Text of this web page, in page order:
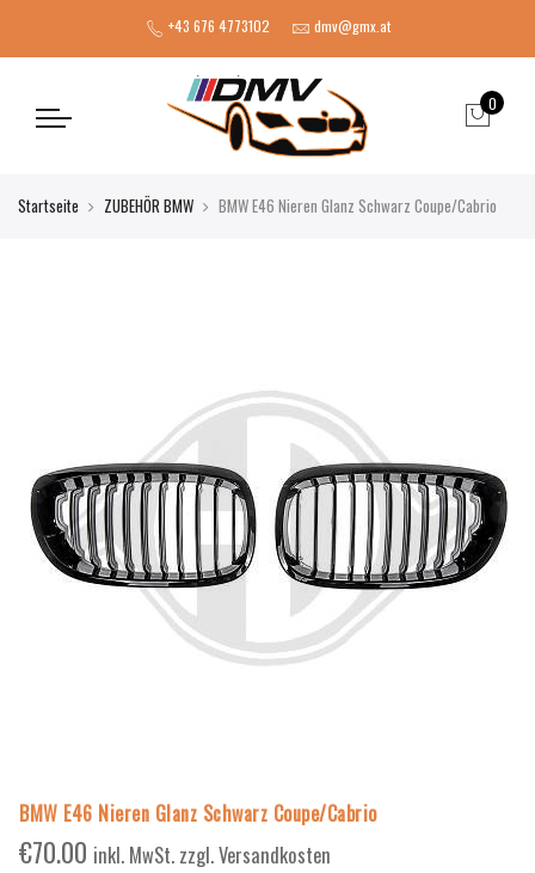
+43 676 4773102 dmv@gmx.at
0
Startseite ZUBEHÖR BMW BMW E46 Nieren Glanz Schwarz Coupe/Cabrio
BMW E46 Nieren Glanz Schwarz Coupe/Cabrio
€70.00 inkl. MwSt. zzgl. Versandkosten